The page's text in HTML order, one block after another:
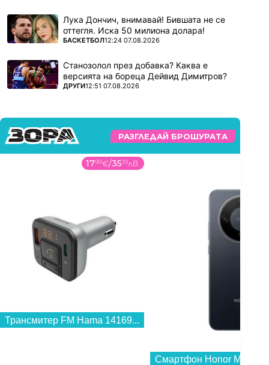
Лука Дончич, внимавай! Бившата не се
оттегля. Иска 50 милиона долара!
ПОВЕЧЕ ОТ
БАСКЕТБОЛ12:24 07.08.2026
Станозолол през добавка? Каква е
версията на бореца Дейвид Димитров?
ПОВЕЧЕ ОТ
ДРУГИ12:51 07.08.2026
РАЗГЛЕДАЙ БРОШУРАТА
1799€/3519лв.
Трансмитер FM Hama 14169...